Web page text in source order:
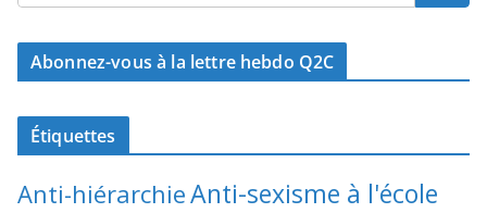
Abonnez-vous à la lettre hebdo Q2C
Étiquettes
Anti-hiérarchieAnti-sexisme à l'école